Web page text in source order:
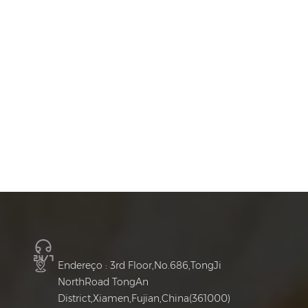
Endereço : 3rd Floor,No.686,TongJi
NorthRoad TongAn
District,Xiamen,Fujian,China(361000)